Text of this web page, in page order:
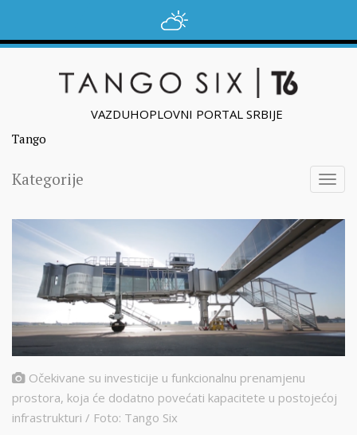
VAZDUHOPLOVNI PORTAL SRBIJE
Tango
Kategorije
Očekivane su investicije u funkcionalnu prenamjenu
prostora, koja će dodatno povećati kapacitete u postojećoj
infrastrukturi / Foto: Tango Six